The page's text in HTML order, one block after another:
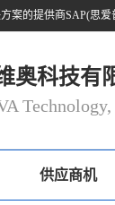
奥科技有
供应商机